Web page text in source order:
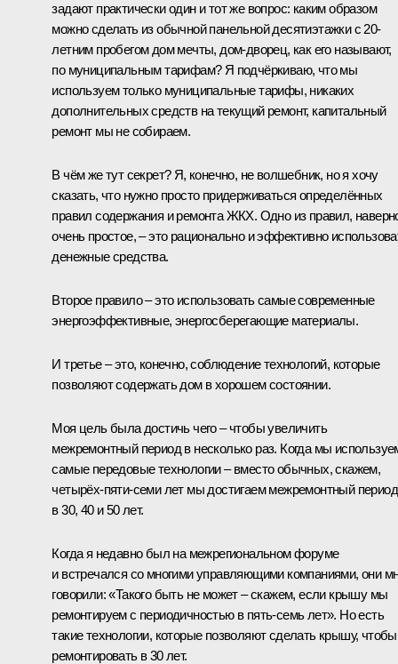
задают практически один и тот же вопрос: каким образом
можно сделать из обычной панельной десятиэтажки с 20-
летним пробегом дом мечты, дом-дворец, как его называют,
по муниципальным тарифам? Я подчёркиваю, что мы
используем только муниципальные тарифы, никаких
дополнительных средств на текущий ремонт, капитальный
ремонт мы не собираем.
В чём же тут секрет? Я, конечно, не волшебник, но я хочу
сказать, что нужно просто придерживаться определённых
правил содержания и ремонта ЖКХ. Одно из правил,
очень простое, – это рационально и эффективно
денежные средства.
Второе правило – это использовать самые современные
энергоэффективные, энергосберегающие материалы.
И третье – это, конечно, соблюдение технологий, которые
позволяют содержать дом в хорошем состоянии.
Моя цель была достичь чего – чтобы увеличить
межремонтный период в несколько раз. Когда мы
самые передовые технологии – вместо обычных, скажем,
четырёх-пяти-семи лет мы достигаем межремонтный период
в 30, 40 и 50 лет.
Когда я недавно был на межрегиональном форуме
и встречался со многими управляющими компаниями, они
говорили: «Такого быть не может – скажем, если крышу мы
ремонтируем с периодичностью в пять-семь лет». Но есть
такие технологии, которые позволяют сделать крышу,
ремонтировать в 30 лет.